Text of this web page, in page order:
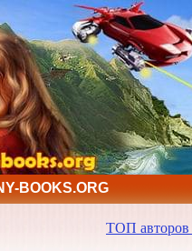
BOOKS.ORG
ТОП авторов